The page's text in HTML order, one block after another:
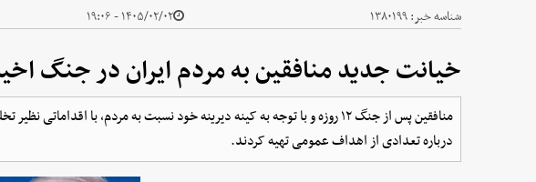
شناسه خبر:۱۳۸۰۱۹۹ ۱۴۰۵/۰۲/۰۲ - ۱۹:۰۶
خیانت جدید منافقین به مردم ایران در جنگ
منافقین پس از جنگ ۱۲ روزه و با توجه به کینه دیرینه خود نسبت به مردم، با اقداماتی
درباره تعدادی از اهداف عمومی تهیه کردند.